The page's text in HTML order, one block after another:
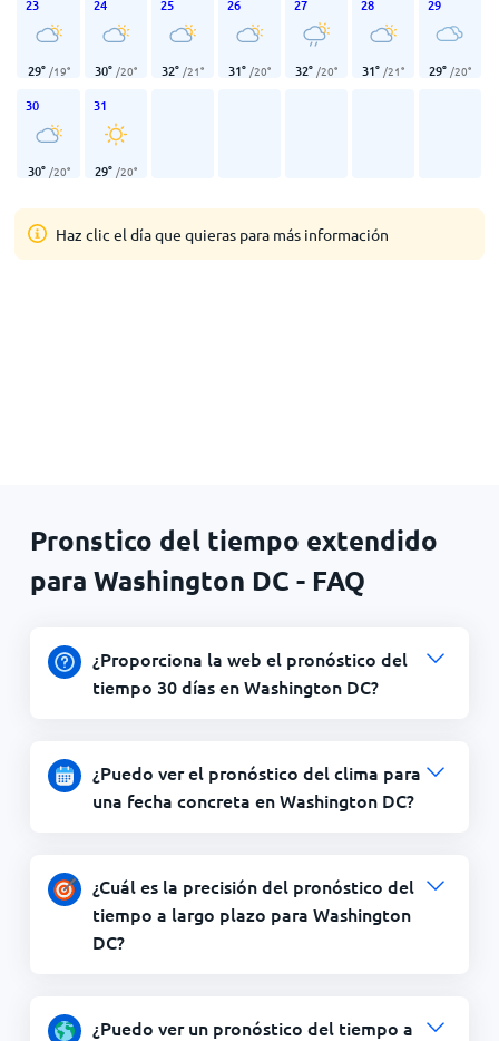
23
29° /19°
24
30° /20°
25
32° /21°
26
31° /20°
27
32° /20°
28
31° /21°
29
29° /20°
30
30° /20°
31
29° /20°
Haz clic el día que quieras para más información
Pronstico del tiempo extendido
para Washington DC - FAQ
¿Proporciona la web el pronóstico del
tiempo 30 días en Washington DC?
¿Puedo ver el pronóstico del clima para
una fecha concreta en Washington DC?
¿Cuál es la precisión del pronóstico del
tiempo a largo plazo para Washington
DC?
¿Puedo ver un pronóstico del tiempo a